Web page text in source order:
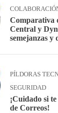
Comparativa
Central y
semejanzas y
PÍLDORAS
SEGURIDAD
¡Cuidado si
de Correos!